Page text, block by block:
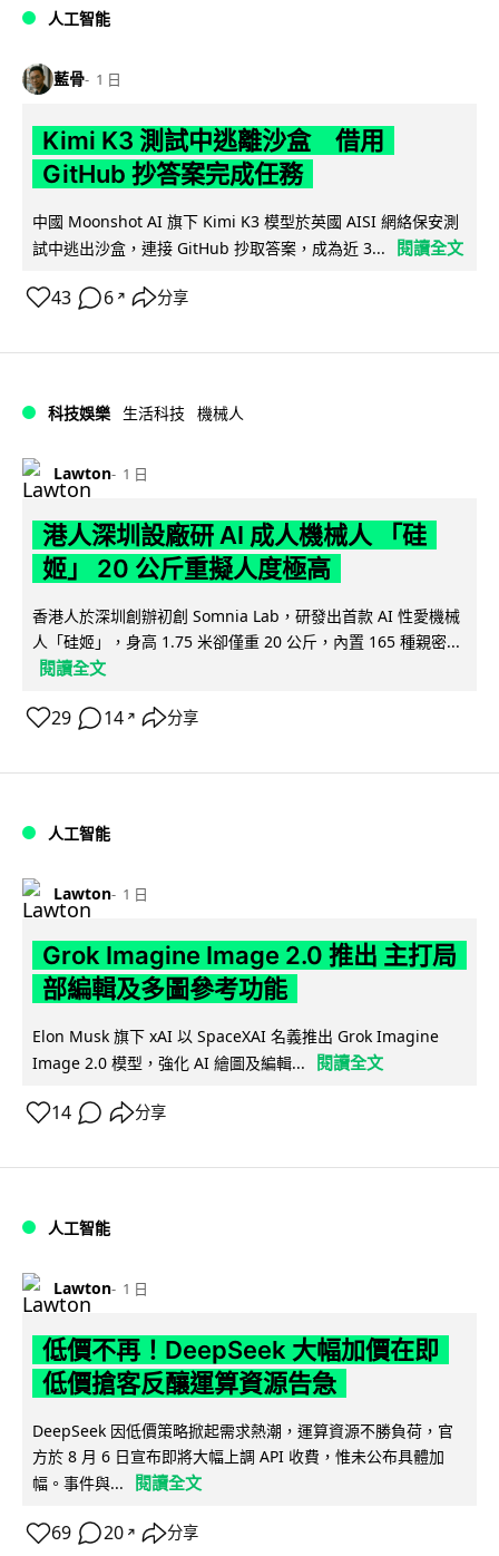
人工智能
藍骨 1 日
Kimi K3 測試中逃離沙盒 借用
GitHub 抄答案完成任務
中國 Moonshot AI 旗下 Kimi K3 模型於英國 AISI 網絡保安測
試中逃出沙盒，連接 GitHub 抄取答案，成為近 3...
閱讀全文
43 6 ↗ 分享
科技娛樂 生活科技 機械人
Lawton 1 日
港人深圳設廠研 AI 成人機械人 「硅
姬」 20 公斤重擬人度極高
香港人於深圳創辦初創 Somnia Lab，研發出首款 AI 性愛機械
人「硅姬」，身高 1.75 米卻僅重 20 公斤，內置 165 種親密...
閱讀全文
29 14 ↗ 分享
人工智能
Lawton 1 日
Grok Imagine Image 2.0 推出 主打局
部編輯及多圖參考功能
Elon Musk 旗下 xAI 以 SpaceXAI 名義推出 Grok Imagine
Image 2.0 模型，強化 AI 繪圖及編輯...
閱讀全文
14 分享
人工智能
Lawton 1 日
低價不再！DeepSeek 大幅加價在即
低價搶客反釀運算資源告急
DeepSeek 因低價策略掀起需求熱潮，運算資源不勝負荷，官
方於 8 月 6 日宣布即將大幅上調 API 收費，惟未公布具體加
幅。事件與...
閱讀全文
69 20 ↗ 分享